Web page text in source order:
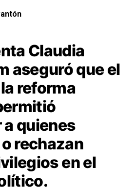
Claudia
aseguró que el
reforma
quienes
rechazan
en el